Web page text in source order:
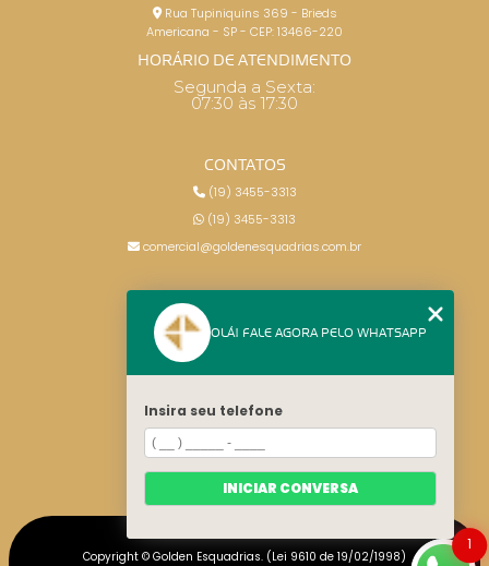
Rua Tupiniquins 369 - Brieds
Americana - SP - CEP: 13466-220
HORÁRIO DE ATENDIMENTO
Segunda a Sexta:
07:30 às 17:30
CONTATOS
(19) 3455-3313
(19) 3455-3313
comercial@goldenesquadrias.com.br
HOME
CATEGORIAS
MAPA DO SITE
Copyright © Golden Esquadrias. (Lei 9610 de 19/02/1998)
1
OLÁ! FALE AGORA PELO WHATSAPP
Insira seu telefone
INICIAR CONVERSA